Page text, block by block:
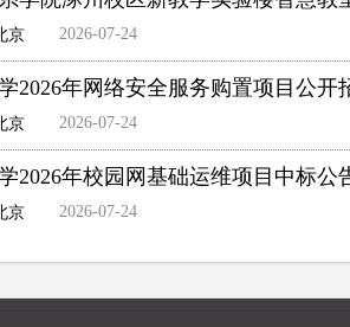
京 2026-07-24
2026年网络安全服务购置项目公开
京 2026-07-24
2026年校园网基础运维项目中标公
京 2026-07-24